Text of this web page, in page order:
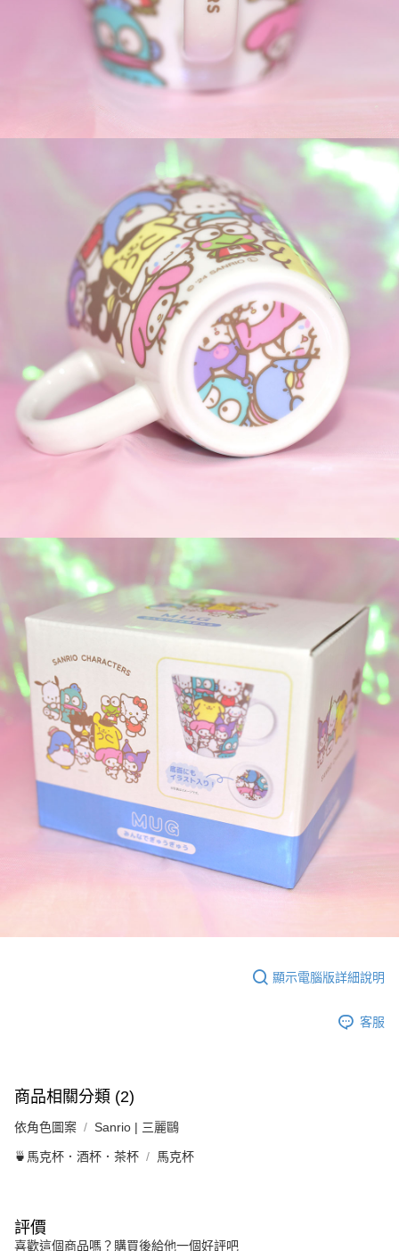
顯示電腦版詳細說明
客服
商品相關分類 (2)
依角色圖案 Sanrio | 三麗鷗
🍵馬克杯．酒杯．茶杯 馬克杯
評價
喜歡這個商品嗎？購買後給他一個好評吧